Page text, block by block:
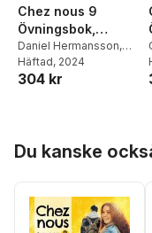
Chez nous 9
Övningsbok,
upplaga 2
Daniel Hermansson,
Christina Hirsch
Norén ,Lena
Häftad, 2024
304 kr
Du kanske